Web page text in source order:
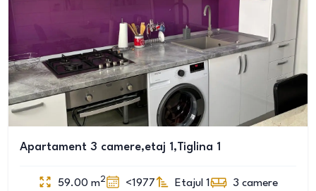
Apartament 3 camere,etaj 1,Tiglina 1
59.00 m2 <1977 Etajul 1 3 camere